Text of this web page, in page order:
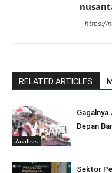
https://
RELATED ARTICLES
Analisis
Depan
Sektor